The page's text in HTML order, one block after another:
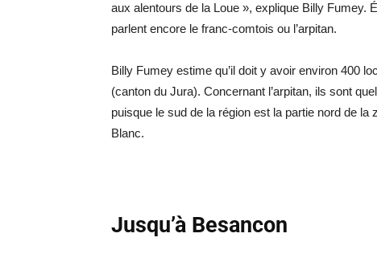
aux alentours de la Loue », explique Billy Fumey.
parlent encore le franc-comtois ou l’arpitan.
Billy Fumey estime qu’il doit y avoir environ 400
(canton du Jura). Concernant l’arpitan, ils sont
puisque le sud de la région est la partie nord de
Blanc.
Jusqu’à Besancon